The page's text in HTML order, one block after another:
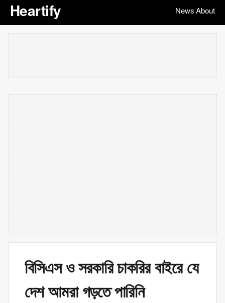
Heartify News|About
বিসিএস ও সরকারি চাকরির বাইরে যে
দেশ আমরা গড়তে পারিনি